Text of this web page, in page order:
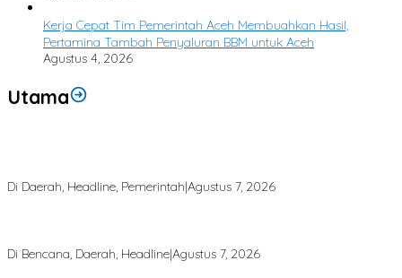
Kerja Cepat Tim Pemerintah Aceh Membuahkan Hasil,
Pertamina Tambah Penyaluran BBM untuk Aceh
Agustus 4, 2026
Utama
Di Daerah, Headline, Pemerintah|Agustus 7, 2026
Di Bencana, Daerah, Headline|Agustus 7, 2026